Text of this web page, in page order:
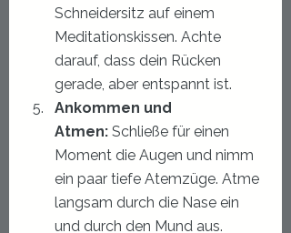
Schneidersitz auf einem
Meditationskissen. Achte
darauf, dass dein Rücken
gerade, aber entspannt ist.
Ankommen und
Atmen: Schließe für einen
Moment die Augen und nimm
ein paar tiefe Atemzüge. Atme
langsam durch die Nase ein
und durch den Mund aus.